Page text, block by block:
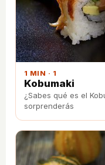
1 MIN · 1
Kobumaki
¿Sabes qué es el
sorprenderás